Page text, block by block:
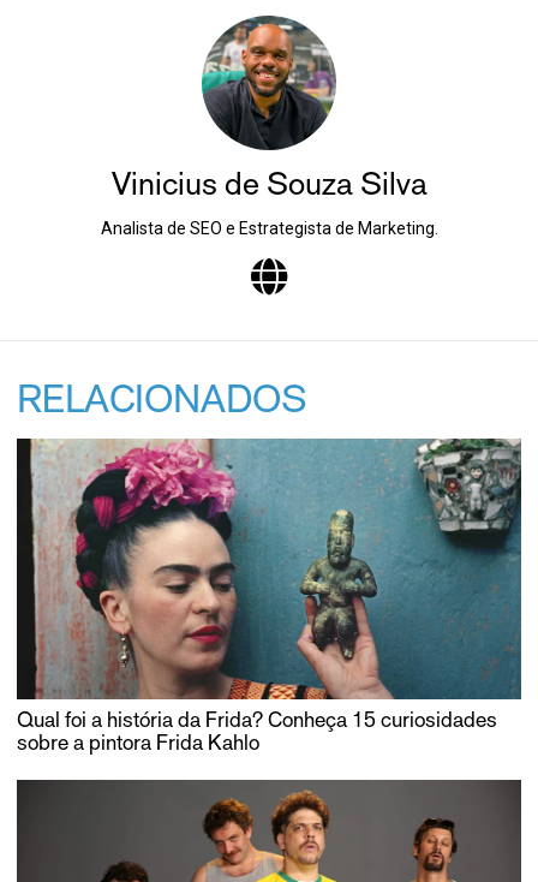
Vinicius de Souza Silva
Analista de SEO e Estrategista de Marketing.
RELACIONADOS
Qual foi a história da Frida? Conheça 15 curiosidades
sobre a pintora Frida Kahlo